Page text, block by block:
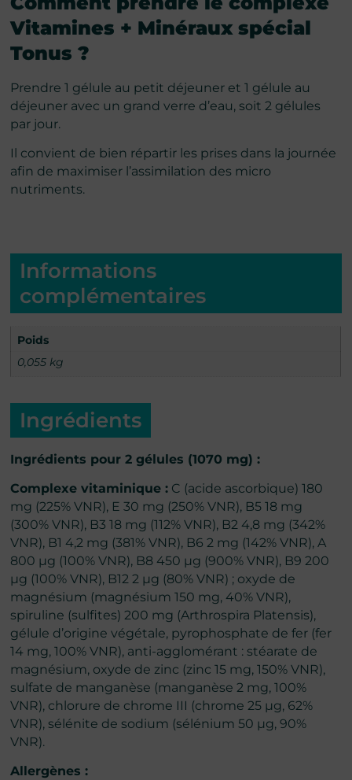
Vitamines + Minéraux spécial
Tonus ?
Prendre 1 gélule au petit déjeuner et 1 gélule au
déjeuner avec un grand verre d’eau, soit 2 gélules
par jour.
Il convient de bien répartir les prises dans la journée
afin de maximiser l’assimilation des micro
nutriments.
Informations
complémentaires
Poids
0,055 kg
Ingrédients
Ingrédients pour 2 gélules (1070 mg) :
Complexe vitaminique : C (acide ascorbique) 180
mg (225% VNR), E 30 mg (250% VNR), B5 18 mg
(300% VNR), B3 18 mg (112% VNR), B2 4,8 mg (342%
VNR), B1 4,2 mg (381% VNR), B6 2 mg (142% VNR), A
800 μg (100% VNR), B8 450 μg (900% VNR), B9 200
μg (100% VNR), B12 2 μg (80% VNR) ; oxyde de
magnésium (magnésium 150 mg, 40% VNR),
spiruline (sulfites) 200 mg (Arthrospira Platensis),
gélule d’origine végétale, pyrophosphate de fer (fer
14 mg, 100% VNR), anti-agglomérant : stéarate de
magnésium, oxyde de zinc (zinc 15 mg, 150% VNR),
sulfate de manganèse (manganèse 2 mg, 100%
VNR), chlorure de chrome III (chrome 25 μg, 62%
VNR), sélénite de sodium (sélénium 50 μg, 90%
VNR).
Allergènes :